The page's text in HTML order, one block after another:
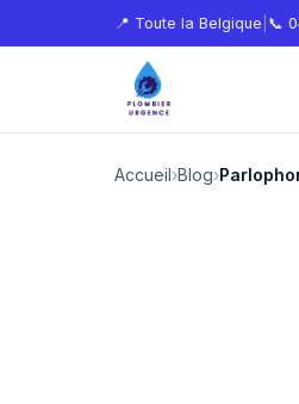
📍 Toute la Belgique 📞
Accueil›Blog›